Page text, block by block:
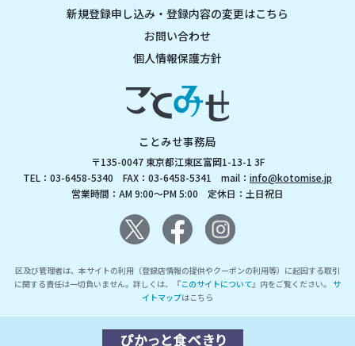
新規登録申し込み・登録内容の変更はこちら
お問い合わせ
個人情報保護方針
ことみせ事務局
〒135-0047 東京都江東区富岡1-13-1 3F
TEL：03-6458-5340 FAX：03-6458-5341 mail： info@kotomise.jp
営業時間：AM 9:00～PM 5:00 定休日：土日祝日
区及び管理者は、本サイトの利用（登録店情報の提供やクーポンの利用等）に起因する取引
に関する責任は一切負いません。詳しくは、『このサイトについて』内をご覧ください。 サ
イトマップはこちら